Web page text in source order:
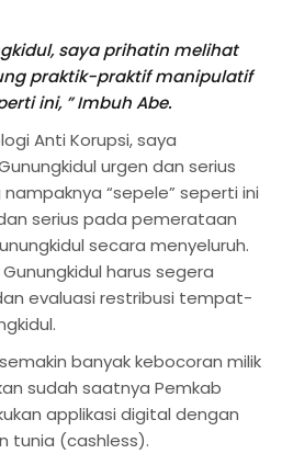
saya prihatin melihat
praktik-praktif manipulatif
ini, ” Imbuh Abe.
Anti Korupsi, saya
urgen dan serius
“sepele” seperti ini
serius pada pemerataan
secara menyeluruh.
harus segera
evaluasi restribusi tempat-
banyak kebocoran milik
sudah saatnya Pemkab
applikasi digital dengan
tunia (cashless).